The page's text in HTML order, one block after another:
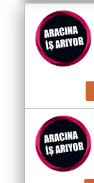
Şartname
Karşılaştırma
Robotu
Masaüstü
Değer
Hesaplama